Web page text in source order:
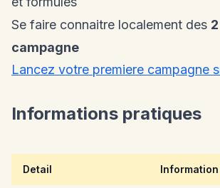
Se faire connaitre localement des
campagne
Lancez votre premiere campagne
Informations pratiques
Detail Information